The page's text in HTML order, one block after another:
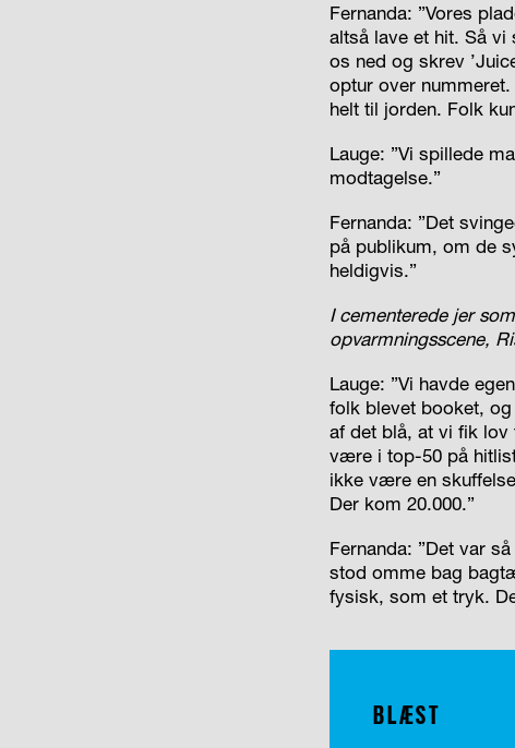
Fernanda: ”Vores
altså lave et hit. Så
os ned og skrev
optur over
helt til jorden. Folk
Lauge: ”Vi spillede
modtagelse.”
Fernanda: ”Det
på publikum, om de
heldigvis.”
I cementerede jer
opvarmningsscene,
Lauge: ”Vi havde
folk blevet booket,
af det blå, at vi fik lov
være i top-50 på
ikke være en
Der kom 20.000.”
Fernanda: ”Det var
stod omme bag
fysisk, som et tryk.
BLÆST